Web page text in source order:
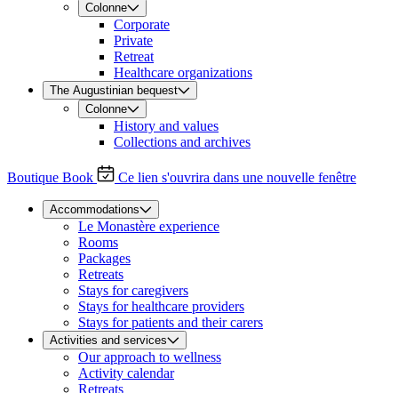
Colonne
Corporate
Private
Retreat
Healthcare organizations
The Augustinian bequest
Colonne
History and values
Collections and archives
Boutique Book Ce lien s'ouvrira dans une nouvelle fenêtre
Accommodations
Le Monastère experience
Rooms
Packages
Retreats
Stays for caregivers
Stays for healthcare providers
Stays for patients and their carers
Activities and services
Our approach to wellness
Activity calendar
Retreats